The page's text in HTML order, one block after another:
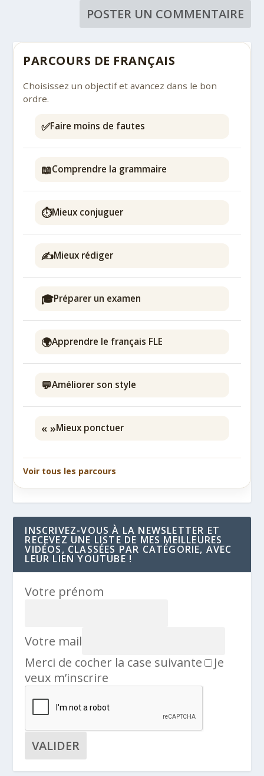
PARCOURS DE FRANÇAIS
Choisissez un objectif et avancez dans le bon
ordre.
✅Faire moins de fautes
📖Comprendre la grammaire
⏱️Mieux conjuguer
✍️Mieux rédiger
🎓Préparer un examen
🌍Apprendre le français FLE
💬Améliorer son style
« »Mieux ponctuer
Voir tous les parcours
INSCRIVEZ-VOUS À LA NEWSLETTER ET
RECEVEZ UNE LISTE DE MES MEILLEURES
VIDÉOS, CLASSÉES PAR CATÉGORIE, AVEC
LEUR LIEN YOUTUBE !
Votre prénom
Votre mail
Merci de cocher la case suivante
Je
veux m’inscrire